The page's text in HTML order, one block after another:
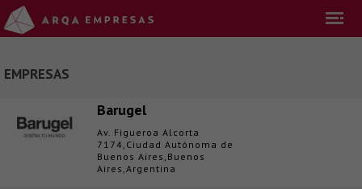
EMPRESAS
Barugel
Av. Figueroa Alcorta
7174,Ciudad Autónoma de
Buenos Aires,Buenos
Aires,Argentina